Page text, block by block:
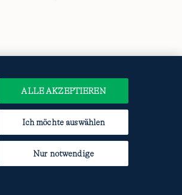
Ich möchte auswählen
Nur notwendige
ALLE AKZEPTIEREN